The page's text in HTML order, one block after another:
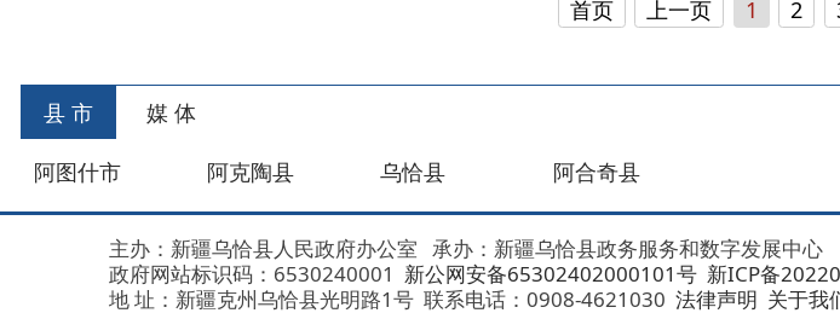
政府网站标识码：6530240001新公网安备65302402000101号新ICP备2022000421号-1
地 址：新疆克州乌恰县光明路1号